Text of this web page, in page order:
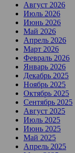
Август 2026
Июль 2026
Июнь 2026
Май 2026
Апрель 2026
Март 2026
Февраль 2026
Январь 2026
Декабрь 2025
Ноябрь 2025
Октябрь 2025
Сентябрь 2025
Август 2025
Июль 2025
Июнь 2025
Май 2025
Апрель 2025